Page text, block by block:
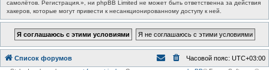
самолётов. Регистрация.», ни phpBB Limited не может быть ответственна за действия
хакеров, которые могут привести к несанкционированному доступу к ней.
Список форумов Часовой пояс: UTC+03:00